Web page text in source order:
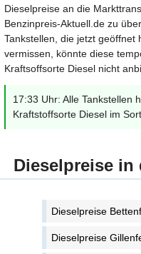
Dieselpreise an die
Benzinpreis-Aktuell.de zu
Tankstellen, die jetzt geöffnet
vermissen, könnte diese
Kraftsoffsorte Diesel nicht
17:33 Uhr: Alle Tankstellen
Kraftstoffsorte Diesel im
Dieselpreise in
Dieselpreise
Dieselpreise